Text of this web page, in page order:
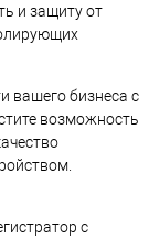
и защиту от
вашего бизнеса с
возможность
с